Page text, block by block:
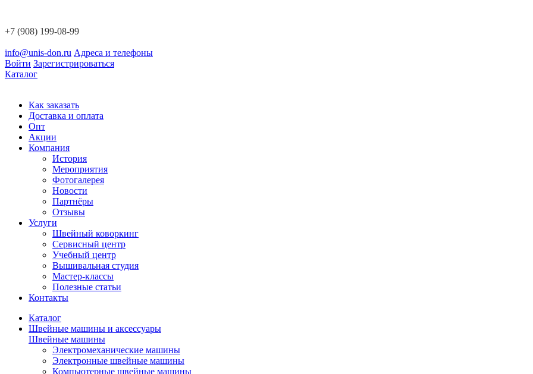
+7 (908) 199-08-99
info@unis-don.ru Адреса и телефоны
Войти Зарегистрироваться
Каталог
Как заказать
Доставка и оплата
Опт
Акции
Компания
История
Мероприятия
Фотогалерея
Новости
Партнёры
Отзывы
Услуги
Швейный коворкинг
Сервисный центр
Учебный центр
Вышивальная студия
Мастер-классы
Полезные статьи
Контакты
Каталог
Швейные машины и аксессуары
Швейные машины
Электромеханические машины
Электронные швейные машины
Компьютерные швейные машины